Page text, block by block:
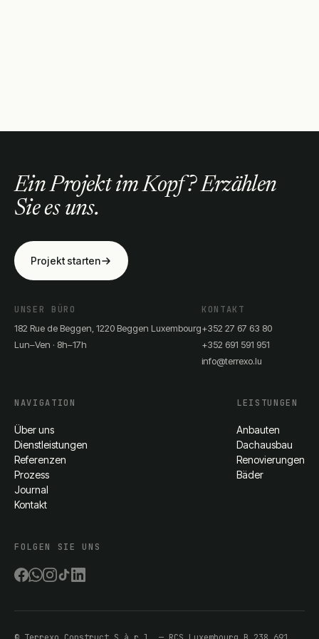
Ein Projekt im Kopf? Erzählen
Sie es uns.
Projekt starten
UNSER BÜRO
182 Rue de Beggen, 1220 Beggen Luxembourg
Lun–Ven · 8h–17h
KONTAKT
+352 27 67 63 80
+352 691 591 951
info@terrexo.lu
NAVIGATION
Über uns
Dienstleistungen
Referenzen
Prozess
Journal
Kontakt
LEISTUNGEN
Anbauten
Dachausbau
Renovierungen
Bäder
FOLGEN SIE UNS